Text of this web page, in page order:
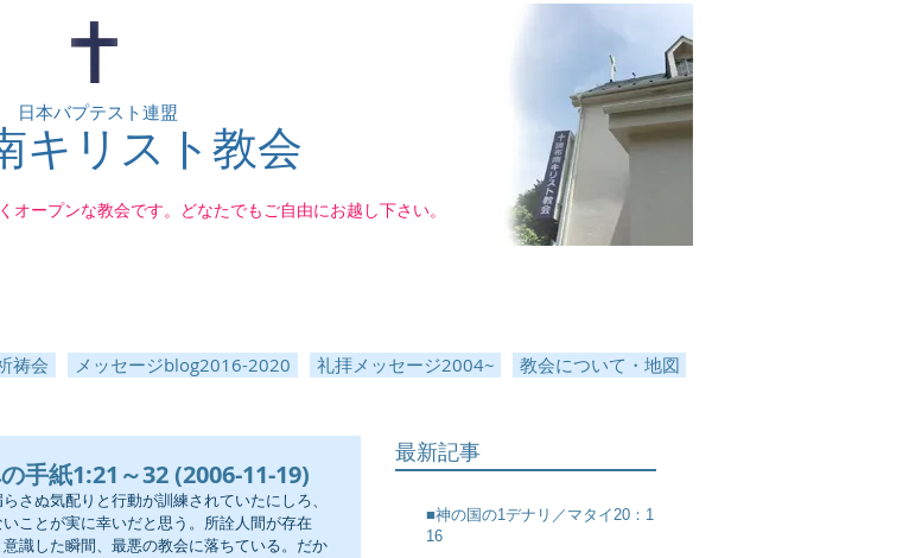
オープンな教会です。どなたでもご自由にお越し下さい。
日本バプテスト連盟
キリスト教会
祷会 メッセージblog2016-2020 礼拝メッセージ2004~ 教会について・地図
手紙1:21～32 (2006-11-19)
さぬ気配りと行動が訓練されていたにしろ、
ことが実に幸いだと思う。所詮人間が存在
識した瞬間、最悪の教会に落ちている。だか
最新記事
■神の国の1デナリ／マタイ20：1～
16